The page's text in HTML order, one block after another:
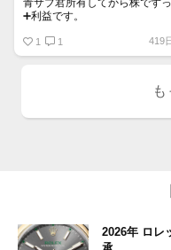
青サブ君所有してから株でず
➕利益です。
銘柄番号7932 ニッピ
1 1 419
2026年 ロレ